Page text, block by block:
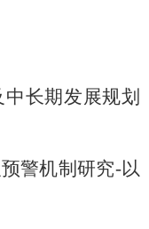
长期发展规划
警机制研究-以